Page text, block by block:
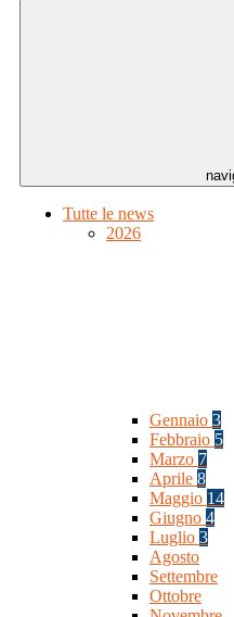
Tutte le news
2026
Gennaio 3
Febbraio 5
Marzo 7
Aprile 8
Maggio 14
Giugno 4
Luglio 3
Agosto
Settembre
Ottobre